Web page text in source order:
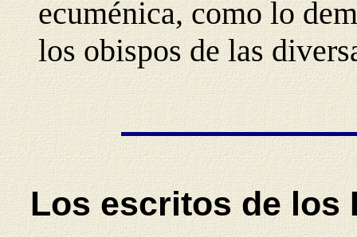
ecuménica, como lo
los obispos de las
Los escritos de los